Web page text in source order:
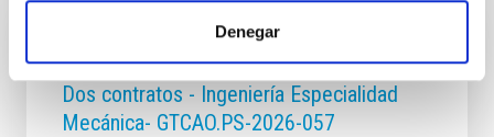
Denegar
Dos contratos - Ingeniería Especialidad
Mecánica- GTCAO.PS-2026-057